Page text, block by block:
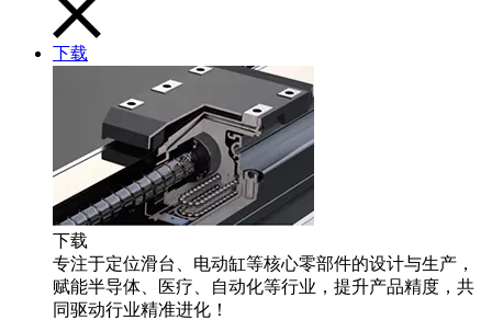
下载
下载
专注于定位滑台、电动缸等核心零部件的设计与生产，
赋能半导体、医疗、自动化等行业，提升产品精度，共
同驱动行业精准进化！